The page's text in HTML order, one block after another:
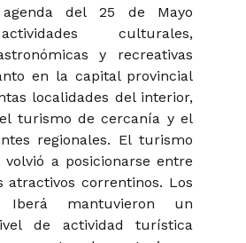
del 25 de Mayo
culturales,
y recreativas
en la capital provincial
localidades del interior,
turismo de cercanía y el
regionales. El turismo
a posicionarse entre
atractivos correntinos. Los
Iberá mantuvieron un
de actividad turística